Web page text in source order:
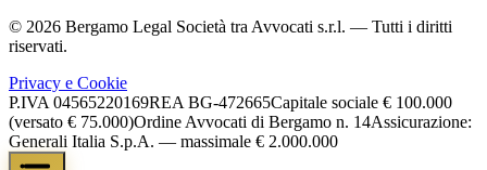
© 2026 Bergamo Legal Società tra Avvocati s.r.l. — Tutti i diritti
riservati.
Privacy e Cookie
P.IVA 04565220169REA BG-472665Capitale sociale € 100.000
(versato € 75.000)Ordine Avvocati di Bergamo n. 14Assicurazione:
Generali Italia S.p.A. — massimale € 2.000.000